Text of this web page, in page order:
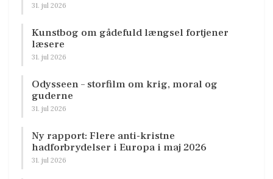
31. jul 2026
Kunstbog om gådefuld længsel fortjener
læsere
31. jul 2026
Odysseen – storfilm om krig, moral og
guderne
31. jul 2026
Ny rapport: Flere anti-kristne
hadforbrydelser i Europa i maj 2026
31. jul 2026